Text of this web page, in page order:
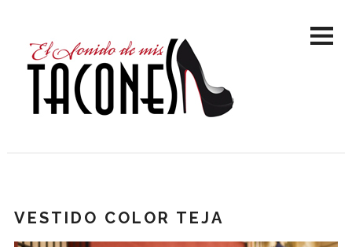
VESTIDO COLOR TEJA